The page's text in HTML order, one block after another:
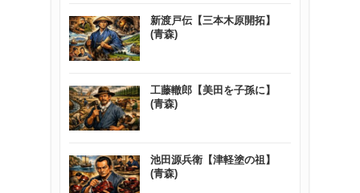
新渡戸伝【三本木原開拓】
(青森)
工藤轍郎【美田を子孫に】
(青森)
池田源兵衛【津軽塗の祖】
(青森)